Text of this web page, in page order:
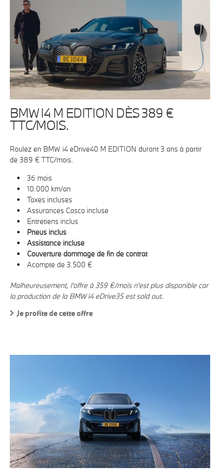
BMW I4 M EDITION DÈS 389 €
TTC/MOIS.
Roulez en BMW i4 eDrive40 M EDITION durant 3 ans à partir
de 389 € TTC/mois.
36 mois
10.000 km/an
Taxes incluses
Assurances Casco incluse
Entretiens inclus
Pneus inclus
Assistance incluse
Couverture dommage de fin de contrat
Acompte de 3.500 €
Malheureusement, l'offre à 359 €/mois n'est plus disponible car
la production de la BMW i4 eDrive35 est sold out.
Je profite de cette offre